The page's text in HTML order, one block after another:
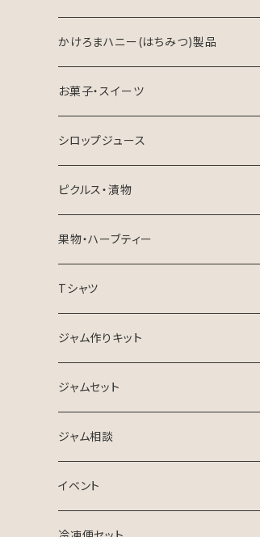
ジャム
はちみつジャム
ミックスジャム
マーマレード
ミニジャム
かけろまハニー(はちみつ)製品
はちみつ
はちみつ製品
お菓子・スイーツ
焼き菓子
チーズケーキ
シロップジュース
ピクルス・漬物
ピクルスセット
果物・ハーブティー
たんかん
ハーブティー
Tシャツ
ジャム作りキット
ジャムセット
ジャム相談
イベント